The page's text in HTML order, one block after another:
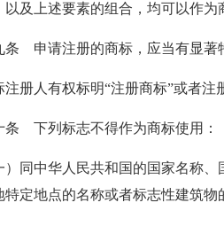
以及上述要素的组合，均可以作为
申请注册的商标，应当有显著特
人有权标明“注册商标”或者注
下列标志不得作为商标使用：
中华人民共和国的国家名称、
特定地点的名称或者标志性建筑物